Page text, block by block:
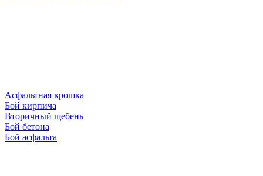
Асфальтная крошка
Бой кирпича
Вторичный щебень
Бой бетона
Бой асфальта